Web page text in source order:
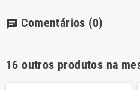
chat Comentários (0)
16 outros produtos na